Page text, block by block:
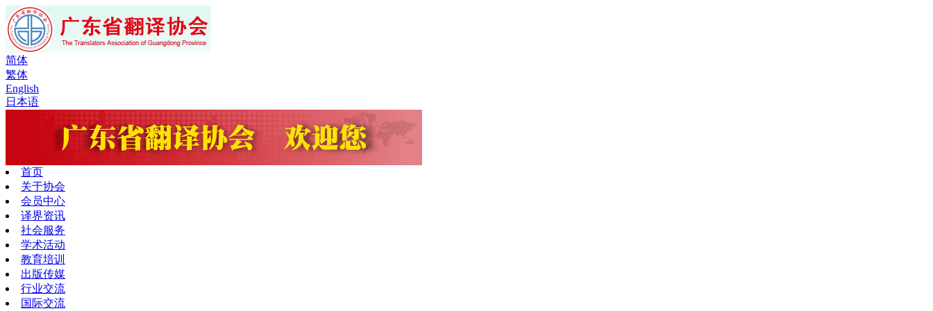
简体
繁体
English
日本语
首页
关于协会
会员中心
译界资讯
社会服务
学术活动
教育培训
出版传媒
行业交流
国际交流